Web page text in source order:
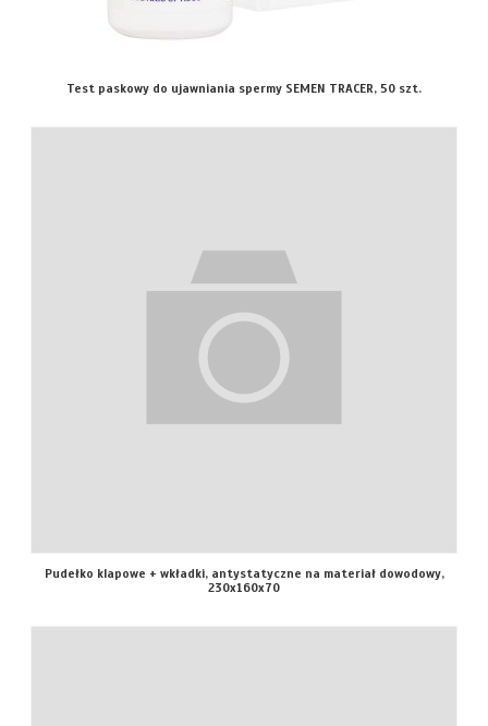
Test paskowy do ujawniania spermy SEMEN TRACER, 50 szt.
Pudełko klapowe + wkładki, antystatyczne na materiał dowodowy,
230x160x70